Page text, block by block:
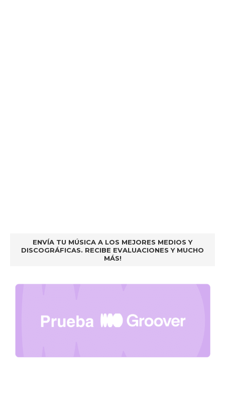
ENVÍA TU MÚSICA A LOS MEJORES MEDIOS Y
DISCOGRÁFICAS. RECIBE EVALUACIONES Y MUCHO
MÁS!